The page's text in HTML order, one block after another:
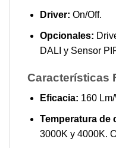
Driver: On/Off.
Opcionales:
DALI y Sensor
Características
Eficacia: 160
Temperatura de
3000K y 4000K.